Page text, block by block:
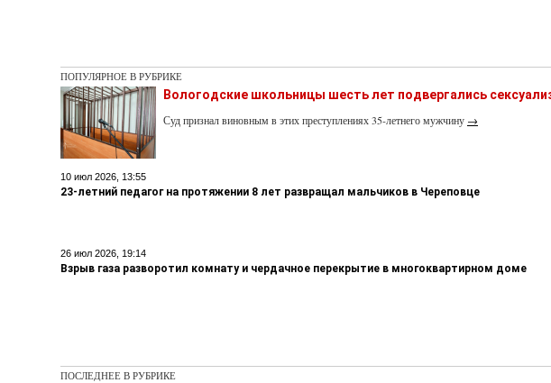
ПОПУЛЯРНОЕ В РУБРИКЕ
Вологодские школьницы шесть лет подвергались
Суд признал виновным в этих преступлениях 35-летнего мужчину →
10 июл 2026, 13:55
23-летний педагог на протяжении 8 лет развращал мальчиков в Череповце
26 июл 2026, 19:14
Взрыв газа разворотил комнату и чердачное перекрытие в многоквартирном доме
ПОСЛЕДНЕЕ В РУБРИКЕ